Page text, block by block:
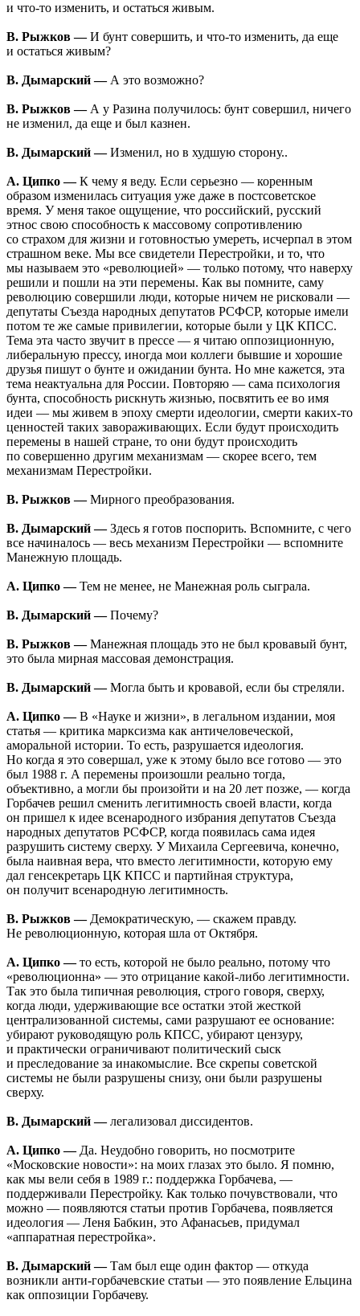
и что-то изменить, и остаться живым.
В. Рыжков —И бунт совершить, и что-то изменить, да еще
и остаться живым?
В. Дымарский —А это возможно?
В. Рыжков —А у Разина получилось: бунт совершил, ничего
не изменил, да еще и был казнен.
В. Дымарский —Изменил, но в худшую сторону..
А. Ципко —К чему я веду. Если серьезно — коренным
образом изменилась ситуация уже даже в постсоветское
время. У меня такое ощущение, что российский, русский
этнос свою способность к массовому сопротивлению
со страхом для жизни и готовностью умереть, исчерпал в этом
страшном веке. Мы все свидетели Перестройки, и то, что
мы называем это «революцией» — только потому, что наверху
решили и пошли на эти перемены. Как вы помните, саму
революцию совершили люди, которые ничем не рисковали —
депутаты Съезда народных депутатов РСФСР, которые имели
потом те же самые привилегии, которые были у ЦК КПСС.
Тема эта часто звучит в прессе — я читаю оппозиционную,
либеральную прессу, иногда мои коллеги бывшие и хорошие
друзья пишут о бунте и ожидании бунта. Но мне кажется, эта
тема неактуальна для России. Повторяю — сама психология
бунта, способность рискнуть жизнью, посвятить ее во имя
идеи — мы живем в эпоху смерти идеологии, смерти каких-то
ценностей таких завораживающих. Если будут происходить
перемены в нашей стране, то они будут происходить
по совершенно другим механизмам — скорее всего, тем
механизмам Перестройки.
В. Рыжков —Мирного преобразования.
В. Дымарский —Здесь я готов поспорить. Вспомните, с чего
все начиналось — весь механизм Перестройки — вспомните
Манежную площадь.
А. Ципко —Тем не менее, не Манежная роль сыграла.
В. Дымарский —Почему?
В. Рыжков —Манежная площадь это не был кровавый бунт,
это была мирная массовая демонстрация.
В. Дымарский —Могла быть и кровавой, если бы стреляли.
А. Ципко —В «Науке и жизни», в легальном издании, моя
статья — критика марксизма как античеловеческой,
аморальной истории. То есть, разрушается идеология.
Но когда я это совершал, уже к этому было все готово — это
был 1988 г. А перемены произошли реально тогда,
объективно, а могли бы произойти и на 20 лет позже, — когда
Горбачев решил сменить легитимность своей власти, когда
он пришел к идее всенародного избрания депутатов Съезда
народных депутатов РСФСР, когда появилась сама идея
разрушить систему сверху. У Михаила Сергеевича, конечно,
была наивная вера, что вместо легитимности, которую ему
дал генсекретарь ЦК КПСС и партийная структура,
он получит всенародную легитимность.
В. Рыжков —Демократическую, — скажем правду.
Не революционную, которая шла от Октября.
А. Ципко —то есть, которой не было реально, потому что
«революционна» — это отрицание какой-либо легитимности.
Так это была типичная революция, строго говоря, сверху,
когда люди, удерживающие все остатки этой жесткой
централизованной системы, сами разрушают ее основание:
убирают руководящую роль КПСС, убирают цензуру,
и практически ограничивают политический сыск
и преследование за инакомыслие. Все скрепы советской
системы не были разрушены снизу, они были разрушены
сверху.
В. Дымарский —легализовал диссидентов.
А. Ципко —Да. Неудобно говорить, но посмотрите
«Московские новости»: на моих глазах это было. Я помню,
как мы вели себя в 1989 г.: поддержка Горбачева, —
поддерживали Перестройку. Как только почувствовали, что
можно — появляются статьи против Горбачева, появляется
идеология — Леня Бабкин, это Афанасьев, придумал
«аппаратная перестройка».
В. Дымарский —Там был еще один фактор — откуда
возникли анти-горбачевские статьи — это появление Ельцина
как оппозиции Горбачеву.